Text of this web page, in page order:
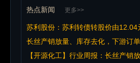
热点新闻 更多>>
苏利股份：苏利转债转股价由
长丝产销放量、库存去化，下游订
【开源化工】行业周报：长丝产销